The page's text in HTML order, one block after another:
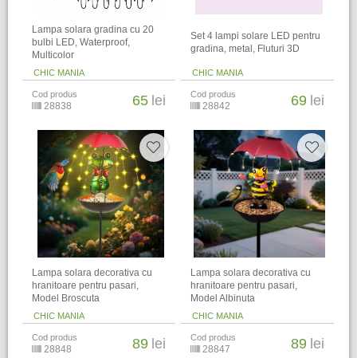
Lampa solara gradina cu 20
bulbi LED, Waterproof,
Multicolor
CHIC MANIA
Cod produs
28838 65 lei
Set 4 lampi solare LED pentru
gradina, metal, Fluturi 3D
CHIC MANIA
Cod produs
28842 69 lei
Lampa solara decorativa cu
hranitoare pentru pasari,
Model Broscuta
CHIC MANIA
Cod produs
28848 89 lei
Lampa solara decorativa cu
hranitoare pentru pasari,
Model Albinuta
CHIC MANIA
Cod produs
28847 89 lei